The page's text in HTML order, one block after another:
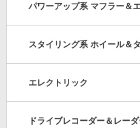
パワーアップ系 マフラー＆
スタイリング系 ホイール＆
エレクトリック
ドライブレコーダー＆レー